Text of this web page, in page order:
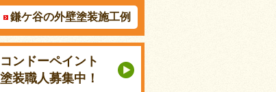
鎌ケ谷の外壁塗装施工例
コンドーペイント
塗装職人募集中！